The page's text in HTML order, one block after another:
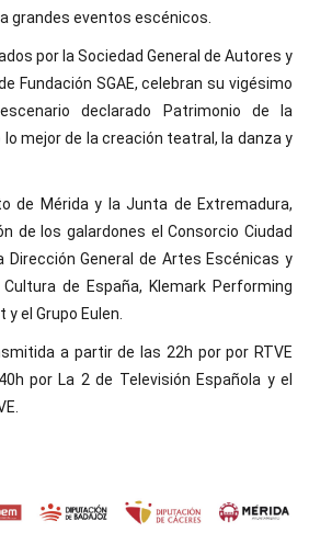
grandes eventos escénicos.
por la Sociedad General de Autores y
Fundación SGAE, celebran su vigésimo
declarado Patrimonio de la
lo mejor de la creación teatral, la danza y
de Mérida y la Junta de Extremadura,
de los galardones el Consorcio Ciudad
Dirección General de Artes Escénicas y
de España, Klemark Performing
el Grupo Eulen.
a partir de las 22h por por RTVE
por La 2 de Televisión Española y el